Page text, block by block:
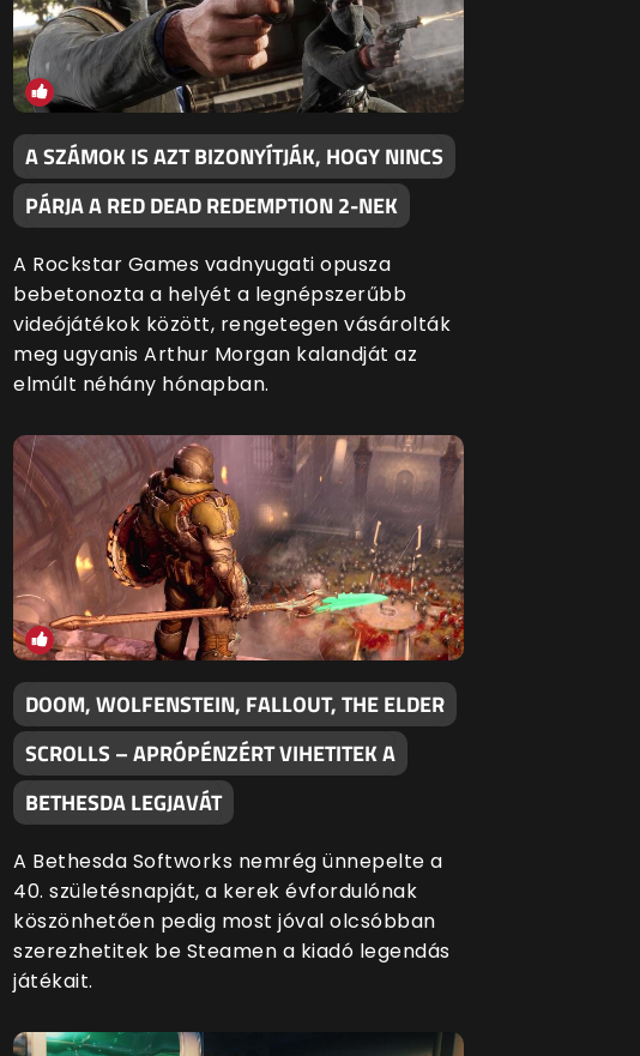
A SZÁMOK IS AZT BIZONYÍTJÁK, HOGY NINCS
PÁRJA A RED DEAD REDEMPTION 2-NEK
A Rockstar Games vadnyugati opusza
bebetonozta a helyét a legnépszerűbb
videójátékok között, rengetegen vásárolták
meg ugyanis Arthur Morgan kalandját az
elmúlt néhány hónapban.
DOOM, WOLFENSTEIN, FALLOUT, THE ELDER
SCROLLS – APRÓPÉNZÉRT VIHETITEK A
BETHESDA LEGJAVÁT
A Bethesda Softworks nemrég ünnepelte a
40. születésnapját, a kerek évfordulónak
köszönhetően pedig most jóval olcsóbban
szerezhetitek be Steamen a kiadó legendás
játékait.